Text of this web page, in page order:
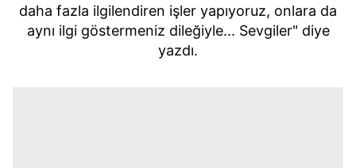
daha fazla ilgilendiren işler yapıyoruz, onlara da
aynı ilgi göstermeniz dileğiyle... Sevgiler" diye
yazdı.